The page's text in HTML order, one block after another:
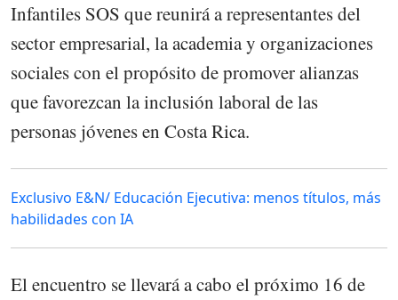
Infantiles SOS que reunirá a representantes del
sector empresarial, la academia y organizaciones
sociales con el propósito de promover alianzas
que favorezcan la inclusión laboral de las
personas jóvenes en Costa Rica.
Exclusivo E&N/ Educación Ejecutiva: menos títulos, más
habilidades con IA
El encuentro se llevará a cabo el próximo 16 de